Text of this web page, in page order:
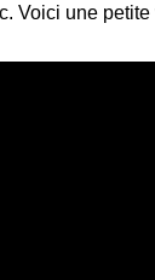
Voici une petite